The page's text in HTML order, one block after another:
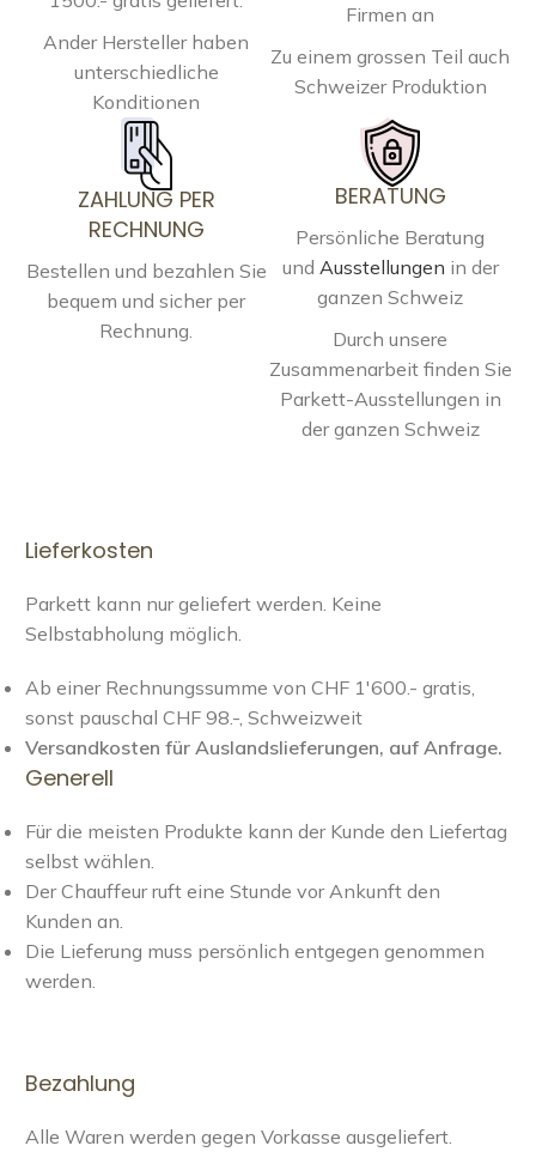
Ander Hersteller haben
unterschiedliche
Konditionen
Firmen an
Zu einem grossen Teil auch
Schweizer Produktion
ZAHLUNG PER
RECHNUNG
Bestellen und bezahlen Sie
bequem und sicher per
Rechnung.
BERATUNG
Persönliche Beratung
und Ausstellungen in der
ganzen Schweiz
Durch unsere
Zusammenarbeit finden Sie
Parkett-Ausstellungen in
der ganzen Schweiz
Lieferkosten
Parkett kann nur geliefert werden. Keine
Selbstabholung möglich.
Ab einer Rechnungssumme von CHF 1'600.- gratis,
sonst pauschal CHF 98.-, Schweizweit
Versandkosten für Auslandslieferungen, auf Anfrage.
Generell
Für die meisten Produkte kann der Kunde den Liefertag
selbst wählen.
Der Chauffeur ruft eine Stunde vor Ankunft den
Kunden an.
Die Lieferung muss persönlich entgegen genommen
werden.
Bezahlung
Alle Waren werden gegen Vorkasse ausgeliefert.